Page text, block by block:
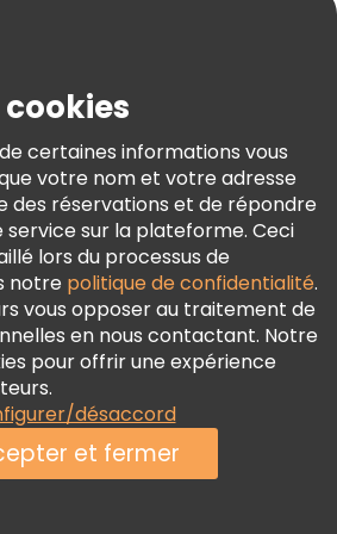
Et Mentions Légales
De Cookies
certaines informations vous
votre nom et votre adresse
des réservations et de répondre
service sur la plateforme. Ceci
lors du processus de
notre politique de confidentialité.
vous opposer au traitement de
en nous contactant. Notre
pour offrir une expérience
désaccord
et fermer